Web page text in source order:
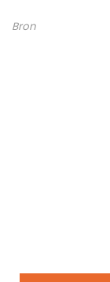
Bron